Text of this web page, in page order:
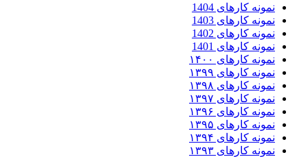
نمونه کارهای 1404
نمونه کارهای 1403
نمونه کارهای 1402
نمونه کارهای 1401
نمونه کارهای ۱۴۰۰
نمونه کارهای ۱۳۹۹
نمونه کارهای ۱۳۹۸
نمونه کارهای ۱۳۹۷
نمونه کارهای ۱۳۹۶
نمونه کارهای ۱۳۹۵
نمونه کارهای ۱۳۹۴
نمونه کارهای ۱۳۹۳